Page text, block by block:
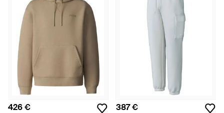
426 € 387 €